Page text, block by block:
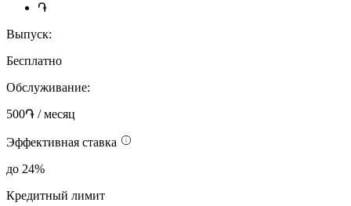
֏
Выпуск:
Бесплатно
Обслуживание:
500֏ / месяц
Эффективная ставка
до 24%
Кредитный лимит